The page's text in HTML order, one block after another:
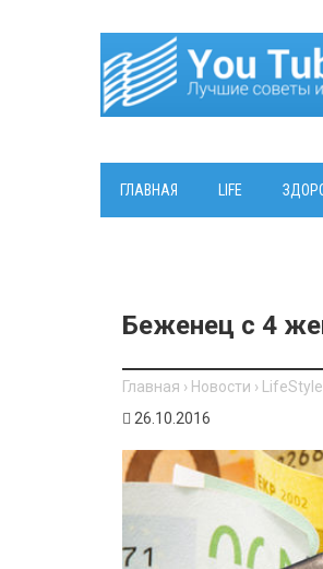
ГЛАВНАЯ LIFE
​Беженец с 4
Главная › Новости › LifeStyle
26.10.2016